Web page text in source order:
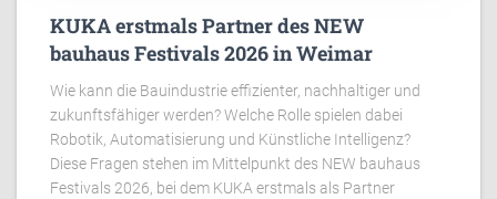
KUKA erstmals Partner des NEW
bauhaus Festivals 2026 in Weimar
Wie kann die Bauindustrie effizienter, nachhaltiger und
zukunftsfähiger werden? Welche Rolle spielen dabei
Robotik, Automatisierung und Künstliche Intelligenz?
Diese Fragen stehen im Mittelpunkt des NEW bauhaus
Festivals 2026, bei dem KUKA erstmals als Partner